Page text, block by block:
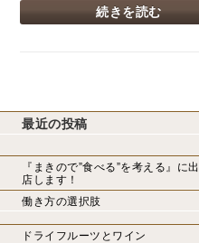
続きを読む
最近の投稿
『まきので”食べる”を考える』に出
店します！
働き方の選択肢
ドライフルーツとワイン